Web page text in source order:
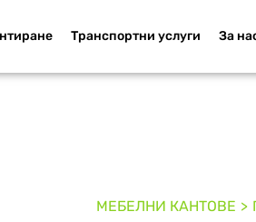
Транспортни услуги За
МЕБЕЛНИ КАНТОВЕ